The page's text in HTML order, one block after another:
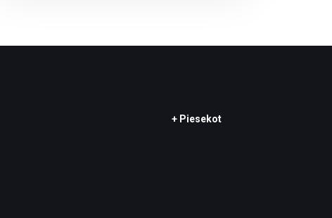
+ Piesekot